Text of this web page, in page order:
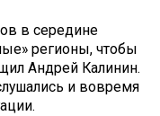
в середине
регионы, чтобы
Андрей Калинин.
и вовремя